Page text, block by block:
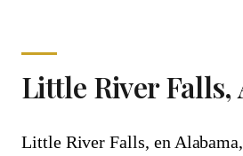
Little River Falls,
Little River Falls, en